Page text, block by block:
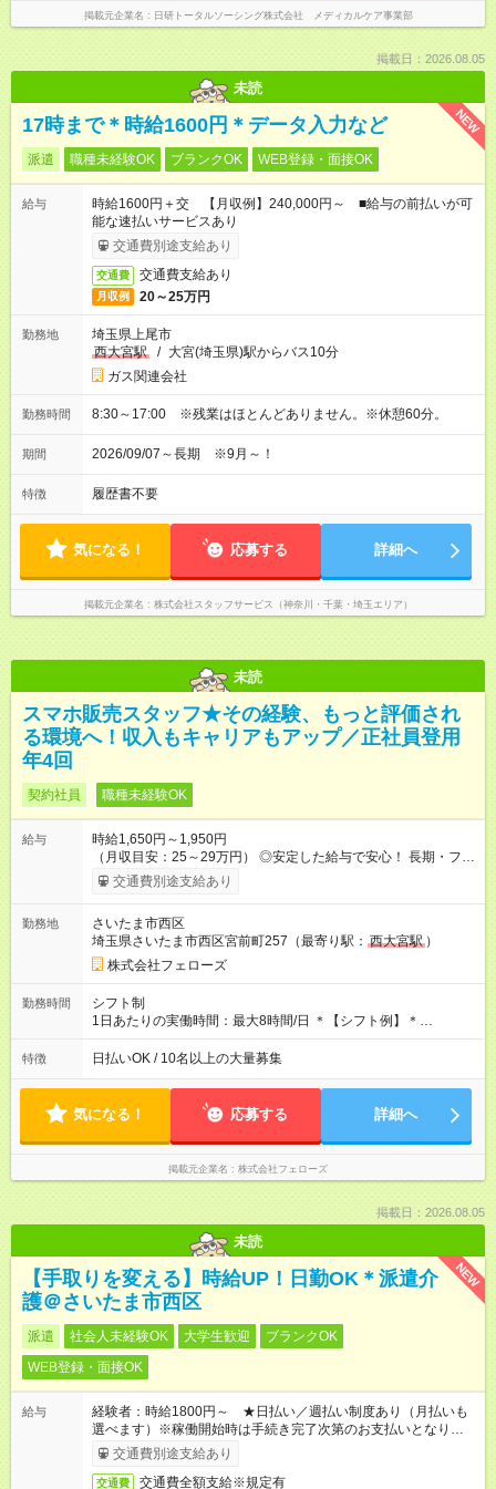
掲載元企業名 日研トータルソーシング株式会社 メディカルケア事業部
掲載日：2026.08.05
未読
NEW
17時まで＊時給1600円＊データ入力など
派遣 職種未経験OK ブランクOK WEB登録・面接OK
給与
時給1600円＋交 【月収例】240,000円～ ■給与の前払いが可
能な速払いサービスあり
交通費別途支給あり
交通費 交通費支給あり
月収例 20～25万円
勤務地
埼玉県上尾市
西大宮駅
/ 大宮(埼玉県)駅からバス10分
ガス関連会社
勤務時間 8:30～17:00 ※残業はほとんどありません。※休憩60分。
期間 2026/09/07～長期 ※9月～！
特徴 履歴書不要
気になる！ 応募する 詳細へ
掲載元企業名 株式会社スタッフサービス（神奈川・千葉・埼玉エリア）
未読
スマホ販売スタッフ★その経験、もっと評価され
る環境へ！収入もキャリアもアップ／正社員登用
年4回
契約社員 職種未経験OK
給与
時給1,650円～1,950円
（月収目安：25～29万円） ◎安定した給与で安心！ 長期・フル
タイムで勤務いただける方にお越しいただきたいと思っていま
す。シフトが削られることはないので、安定した給与が入りま
たいという人もいると思います。このあたりは柔軟に対応する
ので、お気軽にご相談ください！ ※2ヶ月の試用期間がありま
す。その間の給与・待遇に変更はありません。 【試用期間】試
用期間あり 試用期間の長さ：2ヶ月 雇用形態、給与は本採用時
と同じです。
交通費別途支給あり
勤務地
さいたま市西区
埼玉県さいたま市西区宮前町257（最寄り駅： 西大宮駅 ）
株式会社フェローズ
勤務時間
シフト制
1日あたりの実働時間：最大8時間/日 ＊【シフト例】＊
(1) 10:00～19:00 (2) 11:00～20:00 (3) 12:00～21:00 など ◎
いずれも実働8時間・休憩1時間です。中抜けシフトなどはあり
たい」などあれば相談に応じますのでおっしゃってください！
特徴 日払いOK / 10名以上の大量募集
気になる！ 応募する 詳細へ
掲載元企業名 株式会社フェローズ
掲載日：2026.08.05
未読
NEW
【手取りを変える】時給UP！日勤OK＊派遣介
護＠さいたま市西区
派遣 社会人未経験OK 大学生歓迎
ブランクOK
WEB登録・面接OK
給与
経験者：時給1800円～ ★日払い／週払い制度あり（月払いも
選べます）※稼働開始時は手続き完了次第のお支払いとなりま
す。交通費別途支給あり
交通費 交通費全額支給※規定有